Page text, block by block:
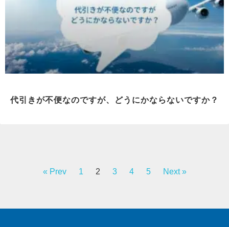
代引きが不便なのですが、どうにかならないですか？
« Prev 1 2 3 4 5 Next »